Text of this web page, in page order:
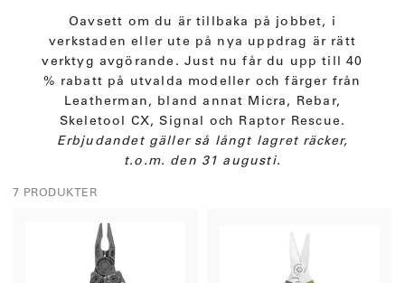
Oavsett om du är tillbaka på jobbet, i
verkstaden eller ute på nya uppdrag är rätt
verktyg avgörande. Just nu får du upp till 40
% rabatt på utvalda modeller och färger från
Leatherman, bland annat Micra, Rebar,
Skeletool CX, Signal och Raptor Rescue.
Erbjudandet gäller så långt lagret räcker,
t.o.m. den 31 augusti.
7 PRODUKTER